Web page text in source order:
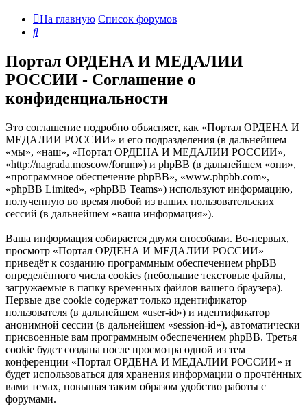
На главную Список форумов
Поиск
Портал ОРДЕНА И МЕДАЛИИ
РОССИИ - Соглашение о
конфиденциальности
Это соглашение подробно объясняет, как «Портал ОРДЕНА И
МЕДАЛИИ РОССИИ» и его подразделения (в дальнейшем
«мы», «наш», «Портал ОРДЕНА И МЕДАЛИИ РОССИИ»,
«http://nagrada.moscow/forum») и phpBB (в дальнейшем «они»,
«программное обеспечение phpBB», «www.phpbb.com»,
«phpBB Limited», «phpBB Teams») используют информацию,
полученную во время любой из ваших пользовательских
сессий (в дальнейшем «ваша информация»).
Ваша информация собирается двумя способами. Во-первых,
просмотр «Портал ОРДЕНА И МЕДАЛИИ РОССИИ»
приведёт к созданию программным обеспечением phpBB
определённого числа cookies (небольшие текстовые файлы,
загружаемые в папку временных файлов вашего браузера).
Первые две cookie содержат только идентификатор
пользователя (в дальнейшем «user-id») и идентификатор
анонимной сессии (в дальнейшем «session-id»), автоматически
присвоенные вам программным обеспечением phpBB. Третья
cookie будет создана после просмотра одной из тем
конференции «Портал ОРДЕНА И МЕДАЛИИ РОССИИ» и
будет использоваться для хранения информации о прочтённых
вами темах, повышая таким образом удобство работы с
форумами.